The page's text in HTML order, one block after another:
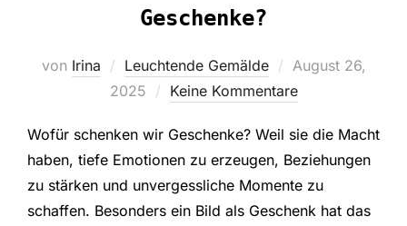
Geschenke?
von Irina Leuchtende Gemälde
Veröffentlicht
am
August 26,
2025
Keine Kommentare
Wofür schenken wir Geschenke? Weil sie die Macht
haben, tiefe Emotionen zu erzeugen, Beziehungen
zu stärken und unvergessliche Momente zu
schaffen. Besonders ein Bild als Geschenk hat das